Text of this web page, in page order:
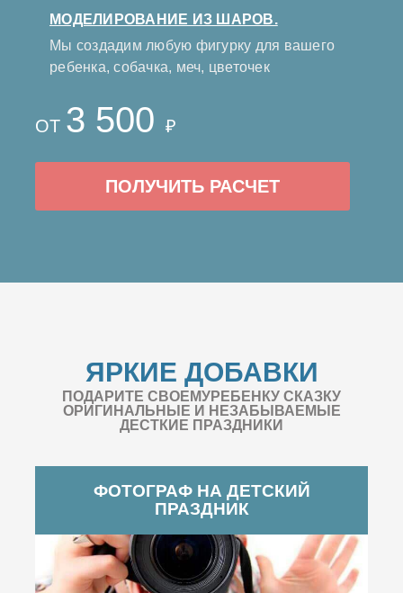
МОДЕЛИРОВАНИЕ ИЗ ШАРОВ.
Мы создадим любую фигурку для вашего
ребенка, собачка, меч, цветочек
ОТ 3 500 ₽
ПОЛУЧИТЬ РАСЧЕТ
ЯРКИЕ ДОБАВКИ
ПОДАРИТЕ СВОЕМУРЕБЕНКУ СКАЗКУ
ОРИГИНАЛЬНЫЕ И НЕЗАБЫВАЕМЫЕ
ДЕСТКИЕ ПРАЗДНИКИ
ФОТОГРАФ НА ДЕТСКИЙ
ПРАЗДНИК